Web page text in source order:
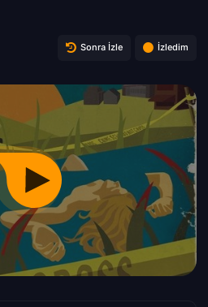
Sonra İzle İzledim